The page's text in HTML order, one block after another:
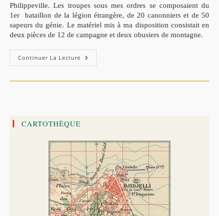
Philippeville. Les troupes sous mes ordres se composaient du
1er bataillon de la légion étrangère, de 20 canonniers et de 50
sapeurs du génie. Le matériel mis à ma disposition consistait en
deux pièces de 12 de campagne et deux obusiers de montagne.
Continuer La Lecture Gigelly,
Le
Salles
CARTOTHÈQUE